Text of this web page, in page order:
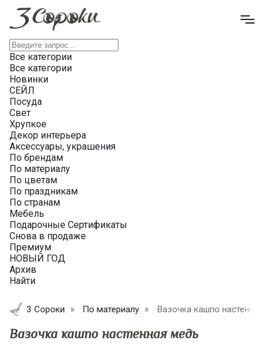
Все категории
Все категории
Новинки
СЕЙЛ
Посуда
Свет
Хрупкое
Декор интерьера
Аксессуары, украшения
По брендам
По материалу
По цветам
По праздникам
По странам
Мебель
Подарочные Сертификаты
Снова в продаже
Премиум
НОВЫЙ ГОД
Архив
Найти
3 Сороки По материалу Вазочка кашпо
Вазочка кашпо настенная медь